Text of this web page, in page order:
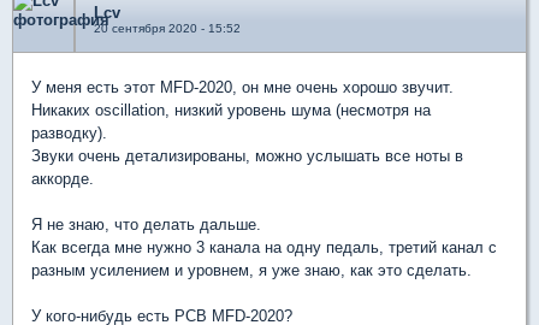
Lcv
20 сентября 2020 - 15:52
У меня есть этот MFD-2020, он мне очень хорошо звучит.
Никаких oscillation, низкий уровень шума (несмотря на
разводку).
Звуки очень детализированы, можно услышать все ноты в
аккорде.
Я не знаю, что делать дальше.
Как всегда мне нужно 3 канала на одну педаль, третий канал с
разным усилением и уровнем, я уже знаю, как это сделать.
У кого-нибудь есть PCB MFD-2020?